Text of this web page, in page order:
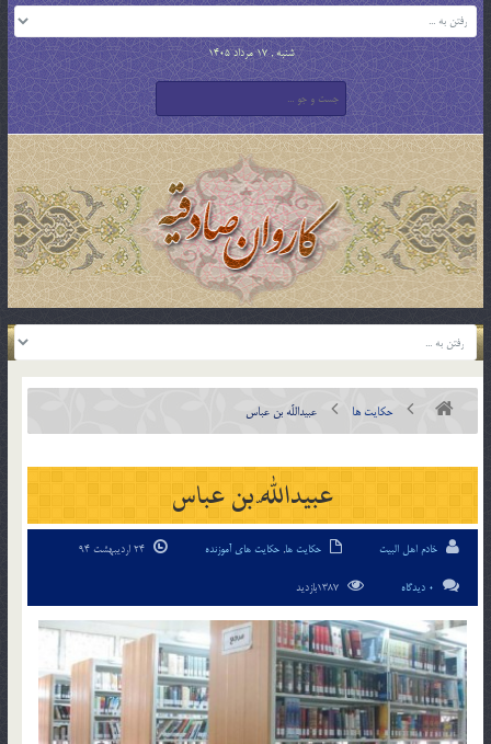
شنبه , 17 مرداد 1405
حکایت ها عبيداللّه بن عباس
عبيداللّه بن عباس
خادم اهل البیت حکایت ها, حکایت های آموزنده
0 دیدگاه